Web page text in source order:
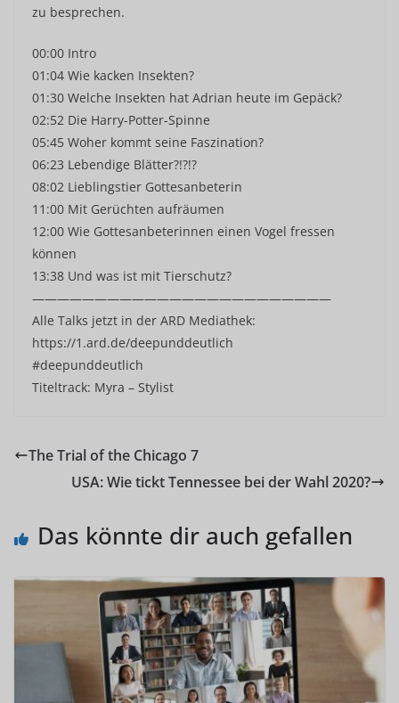
zu besprechen.
00:00 Intro
01:04 Wie kacken Insekten?
01:30 Welche Insekten hat Adrian heute im Gepäck?
02:52 Die Harry-Potter-Spinne
05:45 Woher kommt seine Faszination?
06:23 Lebendige Blätter?!?!?
08:02 Lieblingstier Gottesanbeterin
11:00 Mit Gerüchten aufräumen
12:00 Wie Gottesanbeterinnen einen Vogel fressen
können
13:38 Und was ist mit Tierschutz?
————————————————————————
Alle Talks jetzt in der ARD Mediathek:
https://1.ard.de/deepunddeutlich
#deepunddeutlich
Titeltrack: Myra – Stylist
The Trial of the Chicago 7
USA: Wie tickt Tennessee bei der Wahl 2020?
Das könnte dir auch gefallen